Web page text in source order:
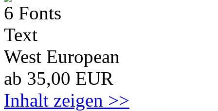
6 Fonts
Text
West European
ab 35,00 EUR
Inhalt zeigen >>